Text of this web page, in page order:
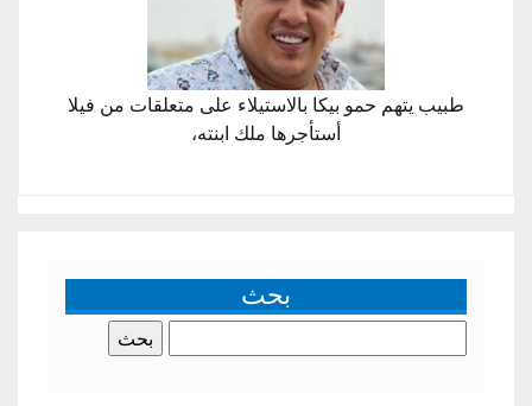
طبيب يتهم حمو بيكا بالاستيلاء على متعلقات من فيلا
أستأجرها ملك ابنته،
بحث
عن: